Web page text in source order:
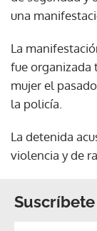
una
La
fue organizada
mujer el
la policía.
La detenida
violencia y de